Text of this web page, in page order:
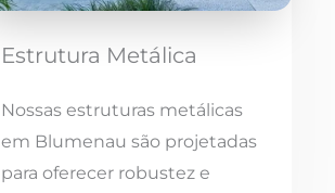
Estrutura Metálica
Nossas estruturas metálicas
em Blumenau são projetadas
para oferecer robustez e